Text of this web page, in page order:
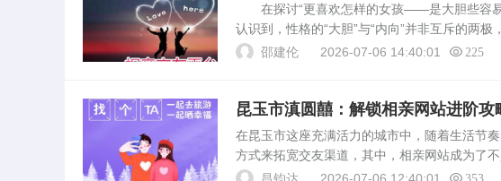
在探讨“更喜欢怎样的女孩——是大胆些容易
认识到，性格的“大胆”与“内向”并非互斥的两
实案例出发，我们可以尝试分析这两种性格类
邵建伦 2026-07-06 14:40:01 225
昆玉市滇圆囍：解锁相亲网站进阶攻
在昆玉市这座充满活力的城市中，随着生活节
方式来拓宽交友渠道，其中，相亲网站成为了
个既安全又高效的平台，成为了一个值得探讨
353